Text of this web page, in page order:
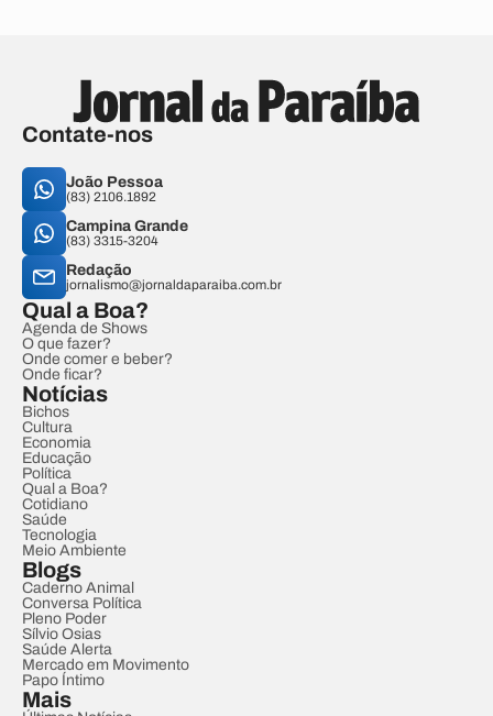
Contate-nos
João Pessoa
(83) 2106.1892
Campina Grande
(83) 3315-3204
Redação
jornalismo@jornaldaparaiba.com.br
Qual a Boa?
Agenda de Shows
O que fazer?
Onde comer e beber?
Onde ficar?
Notícias
Bichos
Cultura
Economia
Educação
Política
Qual a Boa?
Cotidiano
Saúde
Tecnologia
Meio Ambiente
Blogs
Caderno Animal
Conversa Política
Pleno Poder
Sílvio Osias
Saúde Alerta
Mercado em Movimento
Papo Íntimo
Mais